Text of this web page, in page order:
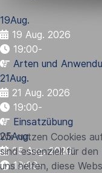
19Aug.
19 Aug. 2026
19:00-
Arten und
21Aug.
21 Aug. 2026
19:00-
Einsatzübung
25Aug.
25 Aug. 2026
19:00-
Wir nutzen Cookies
sind essenziell für
uns helfen, diese